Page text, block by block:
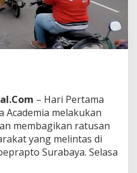
– Hari Pertama
Academia melakukan
membagikan ratusan
yang melintas di
Surabaya. Selasa